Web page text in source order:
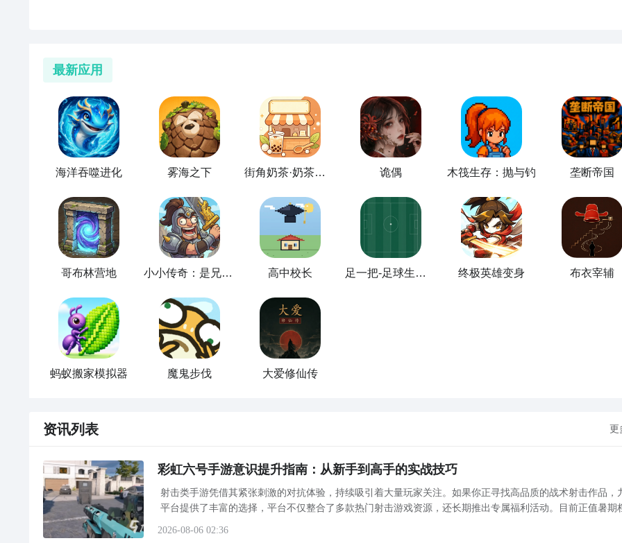
最新应用
海洋吞噬进化 雾海之下 街角奶茶·奶茶店模拟器 诡偶 木筏生存：抛与钓 垄断帝国
哥布林营地 小小传奇：是兄弟就来砍我 高中校长 足一把-足球生涯模拟器 终极英雄变身 布衣宰辅
蚂蚁搬家模拟器 魔鬼步伐 大爱修仙传
资讯列表 更
彩虹六号手游意识提升指南：从新手到高手的实战技巧
射击类手游凭借其紧张刺激的对抗体验，持续吸引着大量玩家关注。如果你正寻找高品质的战术射击作品，
平台提供了丰富的选择，平台不仅整合了多款热门射击游戏资源，还长期推出专属福利活动。目前正值暑期
2026-08-06 02:36